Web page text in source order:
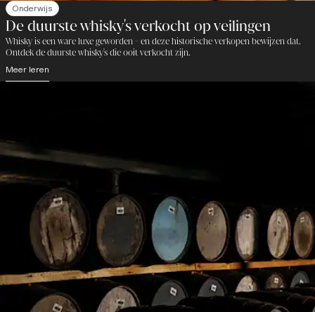
Onderwijs
De duurste whisky's verkocht op veilingen
Whisky is een ware luxe geworden - en deze historische verkopen bewijzen dat.
Ontdek de duurste whisky's die ooit verkocht zijn.
Meer leren